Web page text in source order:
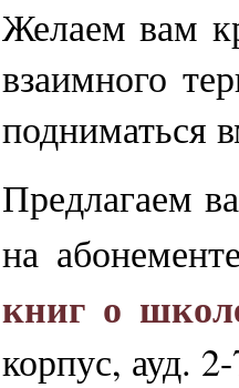
Желаем вам
взаимного
подниматься
Предлагаем
на
книг о
корпус, ауд.